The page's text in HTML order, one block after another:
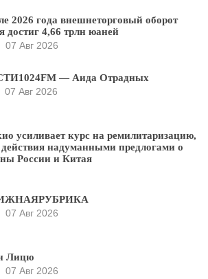
2026 года внешнеторговый оборот
достиг 4,66 трлн юаней
07 Авг 2026
— Аида Отрадных
07 Авг 2026
усиливает курс на ремилитаризацию,
надуманными предлогами о
России и Китая
07 Авг 2026
Лицю
07 Авг 2026